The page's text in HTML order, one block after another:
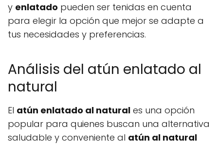
y enlatado pueden ser tenidas en cuenta
para elegir la opción que mejor se adapte a
tus necesidades y preferencias.
Análisis del atún enlatado al
natural
El atún enlatado al natural es una opción
popular para quienes buscan una alternativa
saludable y conveniente al atún al natural